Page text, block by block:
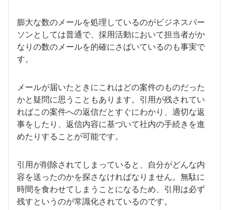
膨大な数のメールを処理しているのがビジネスパー
ソンとしては普通で、採用活動において担当者がか
なりの数のメールを的確にさばいているのも事実で
す。
メールが届いたときにこれはどの案件のものだった
かと疑問に思うこともあります。引用が残されてい
ればこの案件への返信だとすぐにわかり、適切な返
事をしたり、返信内容に基づいて社内の手続きを進
めたりすることが可能です。
引用が削除されてしまっていると、自分がどんな内
容を送ったのかを探さなければなりません。無駄に
時間を食わせてしまうことになるため、引用は必ず
残すというのが常識化されているのです。